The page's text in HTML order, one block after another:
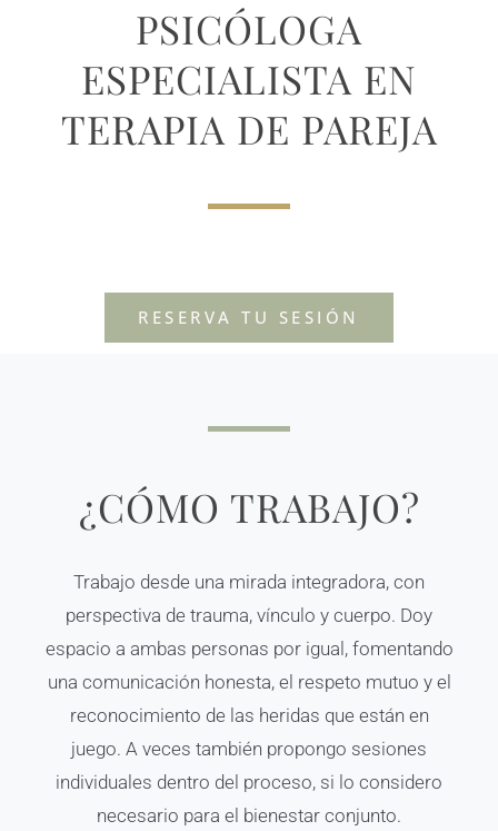
PSICÓLOGA
ESPECIALISTA EN
TERAPIA DE PAREJA
RESERVA TU SESIÓN
¿CÓMO TRABAJO?
Trabajo desde una mirada integradora, con
perspectiva de trauma, vínculo y cuerpo. Doy
espacio a ambas personas por igual, fomentando
una comunicación honesta, el respeto mutuo y el
reconocimiento de las heridas que están en
juego. A veces también propongo sesiones
individuales dentro del proceso, si lo considero
necesario para el bienestar conjunto.